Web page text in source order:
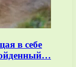
в себе